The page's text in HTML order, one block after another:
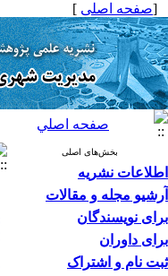
[صفحه اصلی ]
صفحه اصلي
بخش‌های اصلی
اطلاعات نشریه
آرشیو مجله و مقالات
برای نویسندگان
برای داوران
ثبت نام و اشتراک